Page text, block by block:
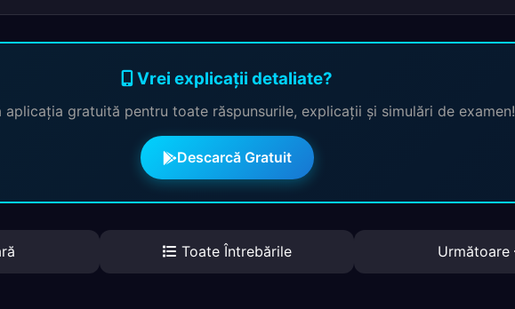
Vrei explicații detaliate?
aplicația gratuită pentru toate răspunsurile, explicații și simulări de examen!
Descarcă Gratuit
Toate Întrebările Următoare